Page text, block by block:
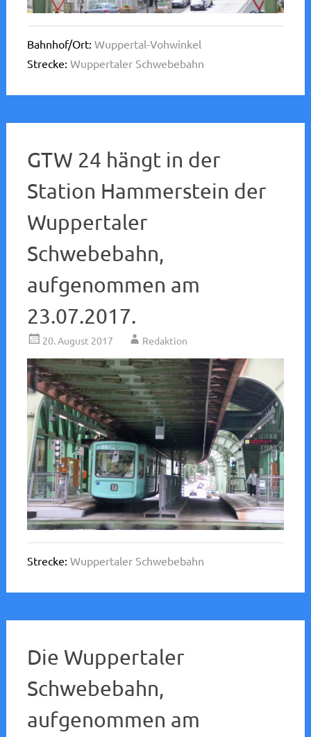
Bahnhof/Ort: Wuppertal-Vohwinkel
Strecke: Wuppertaler Schwebebahn
GTW 24 hängt in der
Station Hammerstein der
Wuppertaler
Schwebebahn,
aufgenommen am
23.07.2017.
20. August 2017 Redaktion
Strecke: Wuppertaler Schwebebahn
Die Wuppertaler
Schwebebahn,
aufgenommen am